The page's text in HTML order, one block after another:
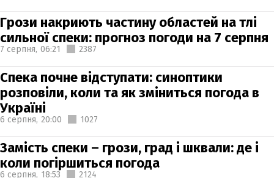
Грози накриють частину областей на тлі
сильної спеки: прогноз погоди на 7 серпня
7 серпня, 06:21 2387
Спека почне відступати: синоптики
розповіли, коли та як зміниться погода в
Україні
6 серпня, 20:00 1027
Замість спеки – грози, град і шквали: де і
коли погіршиться погода
6 серпня, 18:53 2124